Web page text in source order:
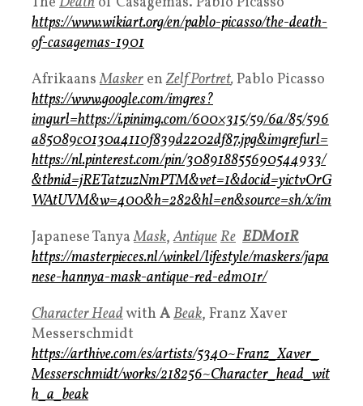
https://www.wikiart.org/en/pablo-picasso/the-death-
of-casagemas-1901
AfrikaansMasker enZelf Portret,Pablo Picasso
https://www.google.com/imgres?
imgurl=https://i.pinimg.com/600×315/59/6a/85/596
a85089c0130a4110f839d2202df87.jpg&imgrefurl=
https://nl.pinterest.com/pin/308918855690544933/
&tbnid=jRETatzuzNmPTM&vet=1&docid=yictvOrG
WAtUVM&w=400&h=282&hl=en&source=sh/x/im
Japanese TanyaMask,AntiqueRe EDM01R
https://masterpieces.nl/winkel/lifestyle/maskers/japa
nese-hannya-mask-antique-red-edm01r/
Character Headwith ABeak, Franz Xaver
Messerschmidt
https://arthive.com/es/artists/5340~Franz_Xaver_
Messerschmidt/works/218256~Character_head_wit
h_a_beak